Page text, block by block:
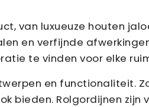
van luxueuze houten
en verfijnde
te vinden voor elke
en functionaliteit.
bieden. Rolgordijnen zijn